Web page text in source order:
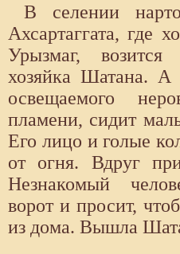
В селении
Ахсартаггата, где
Урызмаг,
хозяйка Шатана. А
освещаемого
пламени, сидит
Его лицо и голые
от огня. Вдруг
Незнакомый
ворот и просит,
из дома. Вышла